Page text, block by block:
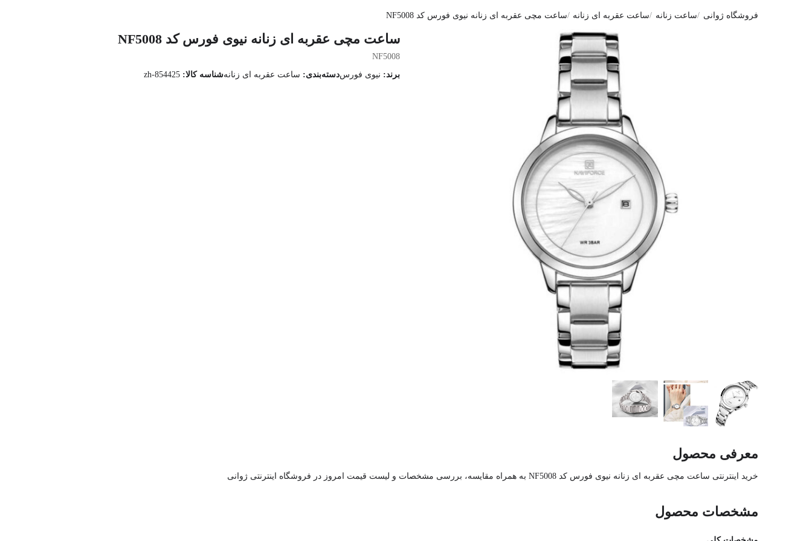
فروشگاه ژوانی ساعت زنانه ساعت عقربه ای زنانه ساعت مچی عقربه ای زنانه نیوی فورس کد NF5008
ساعت مچی عقربه ای زنانه نیوی فورس کد NF5008
NF5008
برند: نیوی فورسدسته‌بندی: ساعت عقربه ای زنانهشناسه کالا: zh-854425
معرفی محصول
خرید اینترنتی ساعت مچی عقربه ای زنانه نیوی فورس کد NF5008 به همراه مقایسه، بررسی مشخصات و لیست قیمت امروز در فروشگاه اینترنتی ژوانی
مشخصات محصول